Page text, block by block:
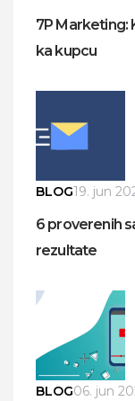
7P Marketing:
ka kupcu
BLOG19. jun
6 proverenih
rezultate
BLOG06. jun